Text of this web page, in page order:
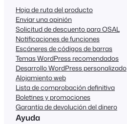
Hoja de ruta del producto
Enviar una opinión
Solicitud de descuento para OSAL
Notificaciones de funciones
Escáneres de códigos de barras
Temas WordPress recomendados
Desarrollo WordPress personalizado
Alojamiento web
Lista de comprobación definitiva
Boletines y promociones
Garantía de devolución del dinero
Ayuda